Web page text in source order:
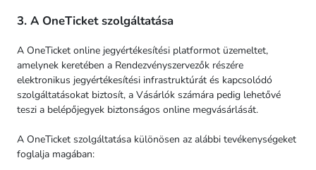
3. A OneTicket szolgáltatása
A OneTicket online jegyértékesítési platformot üzemeltet,
amelynek keretében a Rendezvényszervezők részére
elektronikus jegyértékesítési infrastruktúrát és kapcsolódó
szolgáltatásokat biztosít, a Vásárlók számára pedig lehetővé
teszi a belépőjegyek biztonságos online megvásárlását.
A OneTicket szolgáltatása különösen az alábbi tevékenységeket
foglalja magában: